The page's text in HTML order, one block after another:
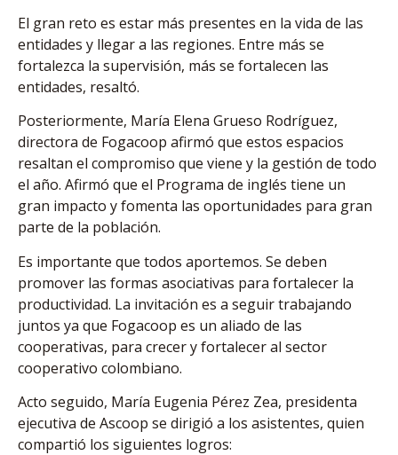
El gran reto es estar más presentes en la vida de las
entidades y llegar a las regiones. Entre más se
fortalezca la supervisión, más se fortalecen las
entidades, resaltó.
Posteriormente, María Elena Grueso Rodríguez,
directora de Fogacoop afirmó que estos espacios
resaltan el compromiso que viene y la gestión de todo
el año. Afirmó que el Programa de inglés tiene un
gran impacto y fomenta las oportunidades para gran
parte de la población.
Es importante que todos aportemos. Se deben
promover las formas asociativas para fortalecer la
productividad. La invitación es a seguir trabajando
juntos ya que Fogacoop es un aliado de las
cooperativas, para crecer y fortalecer al sector
cooperativo colombiano.
Acto seguido, María Eugenia Pérez Zea, presidenta
ejecutiva de Ascoop se dirigió a los asistentes, quien
compartió los siguientes logros: